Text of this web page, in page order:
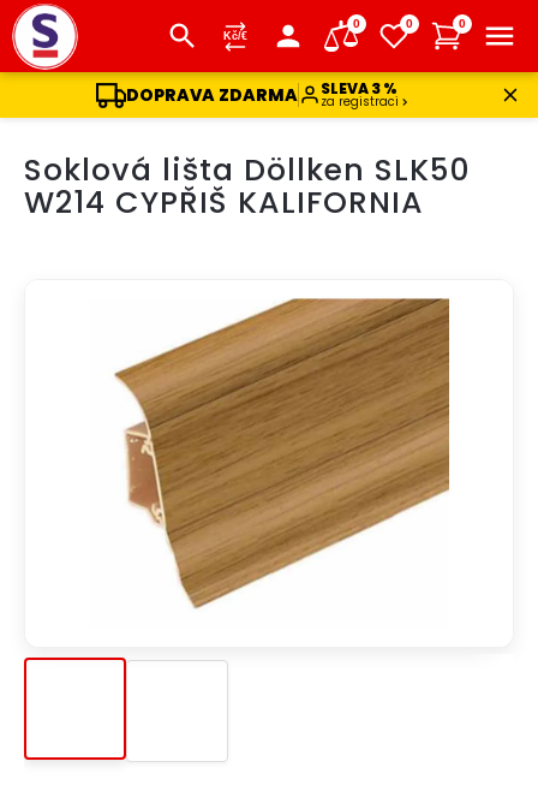
DOPRAVA ZDARMA SLEVA 3 %
za registraci
0 0 0
obsahSoklová lišta Döllken SLK50
W214 CYPŘIŠ KALIFORNIA